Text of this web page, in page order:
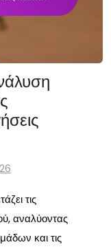
τις
αναλύοντας
και τις